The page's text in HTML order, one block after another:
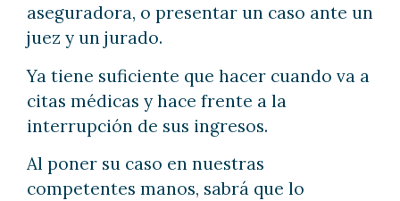
aseguradora, o presentar un caso ante un
juez y un jurado.
Ya tiene suficiente que hacer cuando va a
citas médicas y hace frente a la
interrupción de sus ingresos.
Al poner su caso en nuestras
competentes manos, sabrá que lo